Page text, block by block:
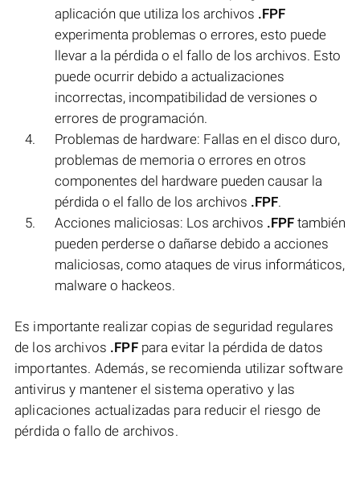
aplicación que utiliza los archivos .FPF
experimenta problemas o errores, esto puede
llevar a la pérdida o el fallo de los archivos. Esto
puede ocurrir debido a actualizaciones
incorrectas, incompatibilidad de versiones o
errores de programación.
Problemas de hardware: Fallas en el disco duro,
problemas de memoria o errores en otros
componentes del hardware pueden causar la
pérdida o el fallo de los archivos .FPF.
Acciones maliciosas: Los archivos .FPF también
pueden perderse o dañarse debido a acciones
maliciosas, como ataques de virus informáticos,
malware o hackeos.
Es importante realizar copias de seguridad regulares
de los archivos .FPFpara evitar la pérdida de datos
importantes. Además, se recomienda utilizar software
antivirus y mantener el sistema operativo y las
aplicaciones actualizadas para reducir el riesgo de
pérdida o fallo de archivos.